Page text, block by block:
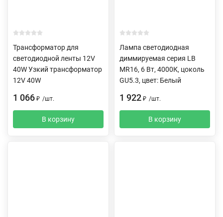
Трансформатор для
светодиодной ленты 12V
40W Узкий трансформатор
12V 40W
1 066 ₽ /шт.
В корзину
Лампа светодиодная
диммируемая серия LB
MR16, 6 Вт, 4000К, цоколь
GU5.3, цвет: Белый
1 922 ₽ /шт.
В корзину